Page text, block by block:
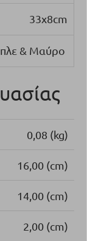
33x8cm
& Μαύρο
0,08 (kg)
16,00 (cm)
14,00 (cm)
2,00 (cm)